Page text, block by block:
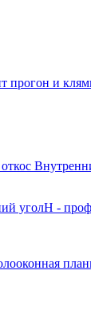
прогон и
уголH -